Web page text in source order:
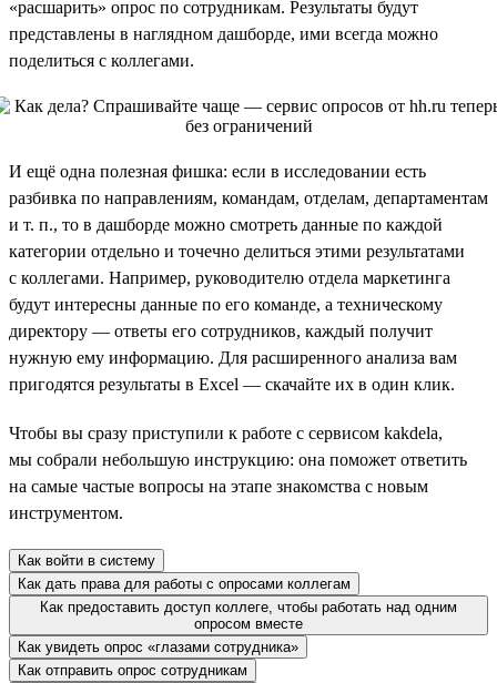
«расшарить» опрос по сотрудникам. Результаты будут
представлены в наглядном дашборде, ими всегда можно
поделиться с коллегами.
И ещё одна полезная фишка: если в исследовании есть
разбивка по направлениям, командам, отделам, департаментам
и т. п., то в дашборде можно смотреть данные по каждой
категории отдельно и точечно делиться этими результатами
с коллегами. Например, руководителю отдела маркетинга
будут интересны данные по его команде, а техническому
директору — ответы его сотрудников, каждый получит
нужную ему информацию. Для расширенного анализа вам
пригодятся результаты в Excel — скачайте их в один клик.
Чтобы вы сразу приступили к работе с сервисом kakdela,
мы собрали небольшую инструкцию: она поможет ответить
на самые частые вопросы на этапе знакомства с новым
инструментом.
Как войти в систему
Как дать права для работы с опросами коллегам
Как предоставить доступ коллеге, чтобы работать над одним
опросом вместе
Как увидеть опрос «глазами сотрудника»
Как отправить опрос сотрудникам